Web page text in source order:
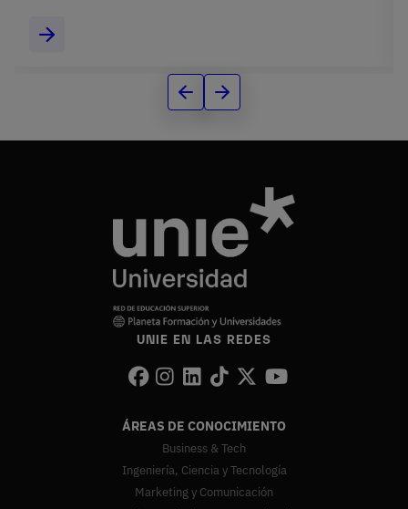
UNIE EN LAS REDES
ÁREAS DE CONOCIMIENTO
Business & Tech
Ingeniería, Ciencia y Tecnología
Marketing y Comunicación